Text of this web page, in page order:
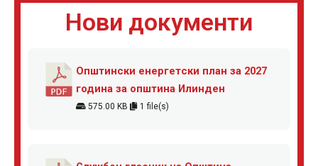
Нови документи
Општински енергетски план за 2027
година за општина Илинден
575.00 KB 1 file(s)